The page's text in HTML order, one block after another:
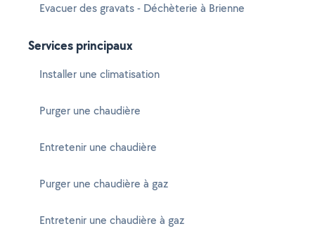
Evacuer des gravats - Déchèterie à Brienne
Services principaux
Installer une climatisation
Purger une chaudière
Entretenir une chaudière
Purger une chaudière à gaz
Entretenir une chaudière à gaz